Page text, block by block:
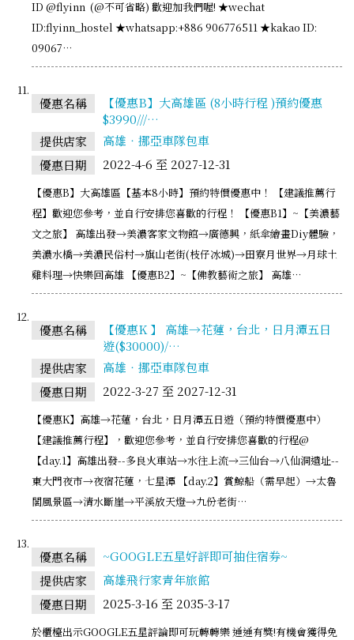
ID @flyinn (@不可省略) 歡迎加我們喔! ★wechat
ID:flyinn_hostel ★whatsapp:+886 906776511 ★kakao ID:
09067…
優惠名稱
【優惠B】大高雄區 (8小時行程 )預約優惠
$3990///…
提供店家
高雄‧挪亞車隊包車
優惠日期
2022-4-6 至 2027-12-31
【優惠B】大高雄區【基本8小時】預約特價優惠中！ 【建議推薦行
程】歡迎您參考，並自行安排您喜歡的行程！ 【優惠B1】~【美濃藝
文之旅】 高雄出發→美濃客家文物館→廣德興，紙傘繪畫Diy體驗，
美濃水橋→美濃民俗村→旗山老街(枝仔冰城)→田寮月世界→月球土
雞料理→快樂回高雄 【優惠B2】~【佛教藝術之旅】 高雄…
優惠名稱
【優惠K 】 高雄→花蓮，台北，日月潭五日
遊($30000)/…
提供店家
高雄‧挪亞車隊包車
優惠日期
2022-3-27 至 2027-12-31
【優惠K】高雄→花蓮，台北，日月潭五日遊（預約特價優惠中）
【建議推薦行程】，歡迎您參考，並自行安排您喜歡的行程@
【day.1】高雄出發--多良火車站→水往上流→三仙台→八仙洞遺址--
東大門夜市→夜宿花蓮，七星潭 【day.2】賞鯨船（需早起）→太魯
閣風景區→清水斷崖→平溪放天燈→九份老街…
優惠名稱
~GOOGLE五星好評即可抽住宿券~
提供店家
高雄飛行家青年旅館
優惠日期
2025-3-16 至 2035-3-17
於櫃檯出示GOOGLE五星評論即可玩轉轉樂 通通有獎!有機會獲得免